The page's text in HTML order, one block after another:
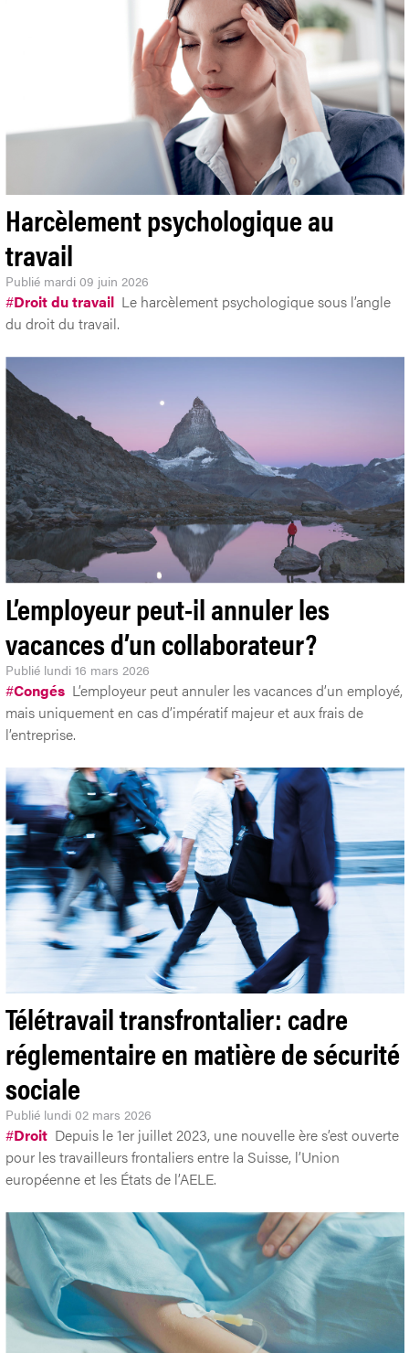
Harcèlement psychologique au
travail
Publié mardi 09 juin 2026
#Droit du travail Le harcèlement psychologique sous l’angle
du droit du travail.
L’employeur peut-il annuler les
vacances d’un collaborateur?
Publié lundi 16 mars 2026
#Congés L’employeur peut annuler les vacances d’un employé,
mais uniquement en cas d’impératif majeur et aux frais de
l’entreprise.
Télétravail transfrontalier: cadre
réglementaire en matière de sécurité
sociale
Publié lundi 02 mars 2026
#Droit Depuis le 1er juillet 2023, une nouvelle ère s’est ouverte
pour les travailleurs frontaliers entre la Suisse, l’Union
européenne et les États de l’AELE.